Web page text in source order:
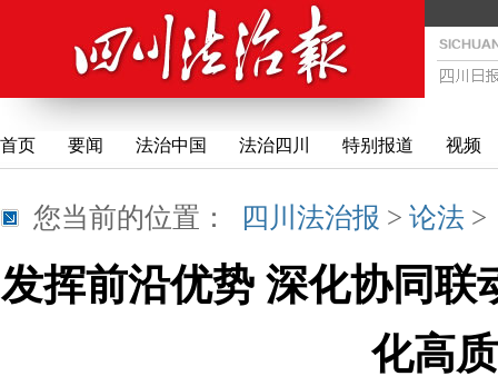
首页 要闻 法治中国 法治四川 特别报道 视频
您当前的位置： 四川法治报 > 论法
发挥前沿优势 深化协同联
化高